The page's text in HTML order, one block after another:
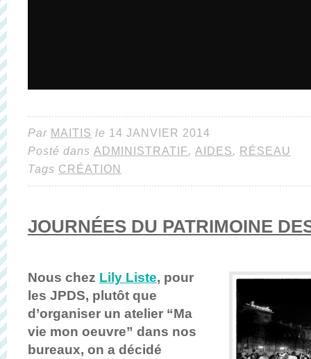
Par MAITIS le 14 JANVIER 2014
Posté dans ADMINISTRATIF, AIDES, RÉSEAU
Tags CRÉATION
JOURNÉES DU PATRIMOINE
Nous chez Lily Liste, pour
les JPDS, plutôt que
d’organiser un atelier “Ma
vie mon oeuvre” dans nos
bureaux, on a décidé